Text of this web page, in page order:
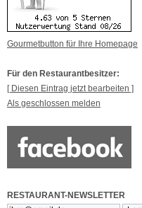
Gourmetbutton für Ihre Homepage
Für den Restaurantbesitzer:
[ Diesen Eintrag jetzt bearbeiten ]
Als geschlossen melden
RESTAURANT-NEWSLETTER